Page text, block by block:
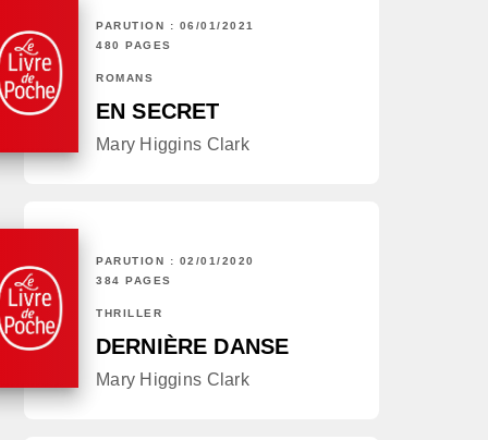
PARUTION : 06/01/2021
480 PAGES
ROMANS
EN SECRET
Mary Higgins Clark
PARUTION : 02/01/2020
384 PAGES
THRILLER
DERNIÈRE DANSE
Mary Higgins Clark